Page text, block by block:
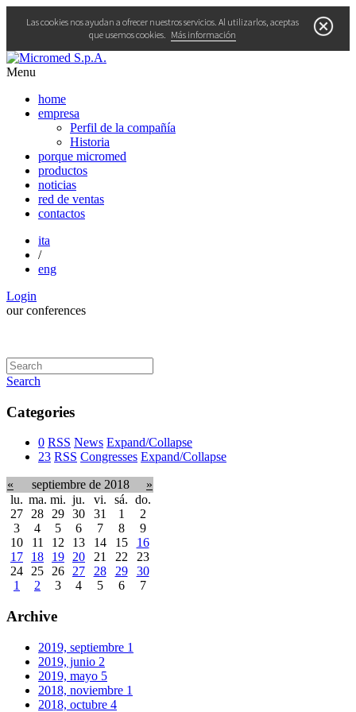
Las cookies nos ayudan a ofrecer nuestros servicios. Al utilizarlos, aceptas
que usemos cookies. Más información
Menu
home
empresa
Perfil de la compañía
Historia
porque micromed
productos
noticias
red de ventas
contactos
ita
/
eng
Login
our conferences
Search
Categories
0 RSS News Expand/Collapse
23 RSS Congresses Expand/Collapse
« septiembre de 2018
»
lu. ma. mi. ju. vi. sá. do.
27 28 29 30 31 1
2
3
4 5 6 7 8
9
10
11 12 13 14 15
16
17
18 19 20 21 22
23
24 25 26 27 28 29
30
1
2 3 4 5 6 7
Archive
2019, septiembre 1
2019, junio 2
2019, mayo 5
2018, noviembre 1
2018, octubre 4